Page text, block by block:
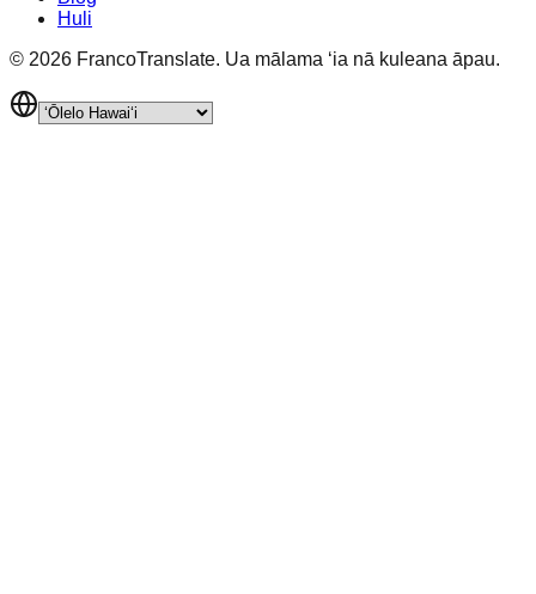
Huli
© 2026 FrancoTranslate. Ua mālama ʻia nā kuleana āpau.